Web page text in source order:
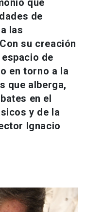
que
de
las
su creación
de
en torno a la
que alberga,
en el
y de la
Ignacio